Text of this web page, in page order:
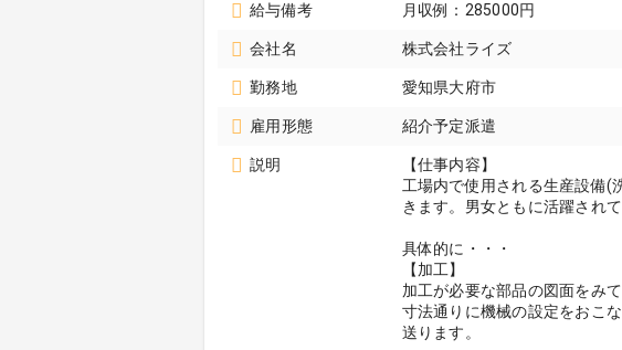
給与備考 月収例：285000円
会社名 株式会社ライズ
勤務地 愛知県大府市
雇用形態 紹介予定派遣
説明
【仕事内容】
工場内で使用される生産設備(
きます。男女ともに活躍され
具体的に・・・
【加工】
加工が必要な部品の図面をみ
寸法通りに機械の設定をおこ
送ります。